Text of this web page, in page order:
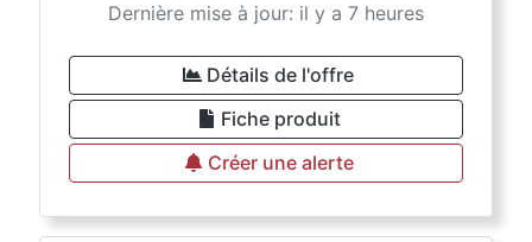
Dernière mise à jour: il y a 7 heures
Détails de l'offre
Fiche produit
Créer une alerte